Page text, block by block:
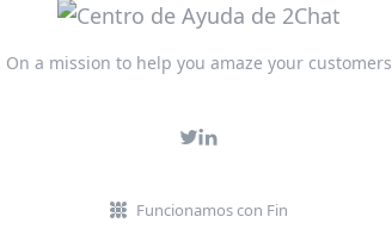
On a mission to help you amaze your customers
Funcionamos con Fin